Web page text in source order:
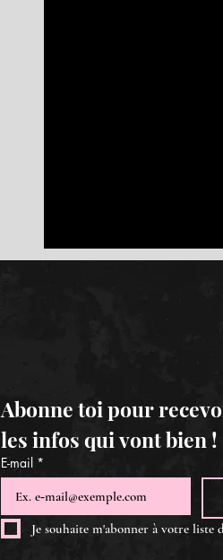
Abonne toi pour
les infos qui vont bien !
E-mail *
Je souhaite m'abonner à votre liste